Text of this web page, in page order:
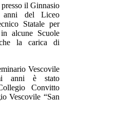
il Ginnasio
anni del Liceo
Statale per
alcune Scuole
la carica di
Vescovile
anni è stato
Convitto
Vescovile “San